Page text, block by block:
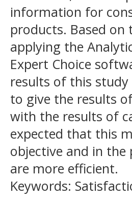
information for
products. Based
applying the
Expert Choice
results of this
to give the results
with the results of
expected that this
objective and in
are more efficient.
Keywords: